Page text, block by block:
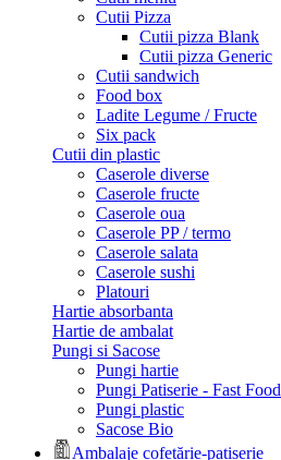
Cutii Pizza
Cutii pizza Blank
Cutii pizza Generic
Cutii sandwich
Food box
Ladite Legume / Fructe
Six pack
Cutii din plastic
Caserole diverse
Caserole fructe
Caserole oua
Caserole PP / termo
Caserole salata
Caserole sushi
Platouri
Hartie absorbanta
Hartie de ambalat
Pungi si Sacose
Pungi hartie
Pungi Patiserie - Fast Food
Pungi plastic
Sacose Bio
Ambalaje cofetărie-patiserie